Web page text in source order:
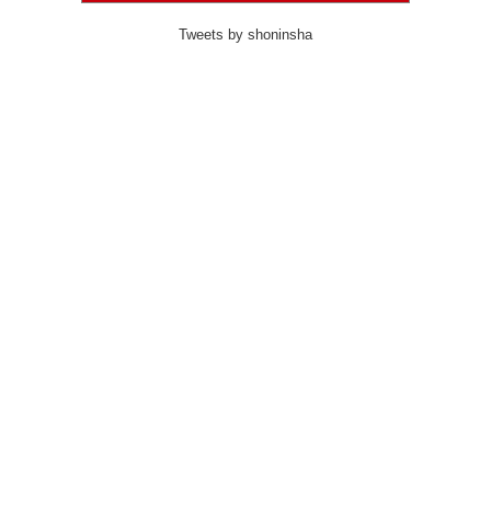
Tweets by shoninsha